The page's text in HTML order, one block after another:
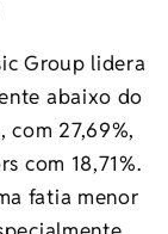
Group lidera
abaixo do
com 27,69%,
com 18,71%.
fatia menor